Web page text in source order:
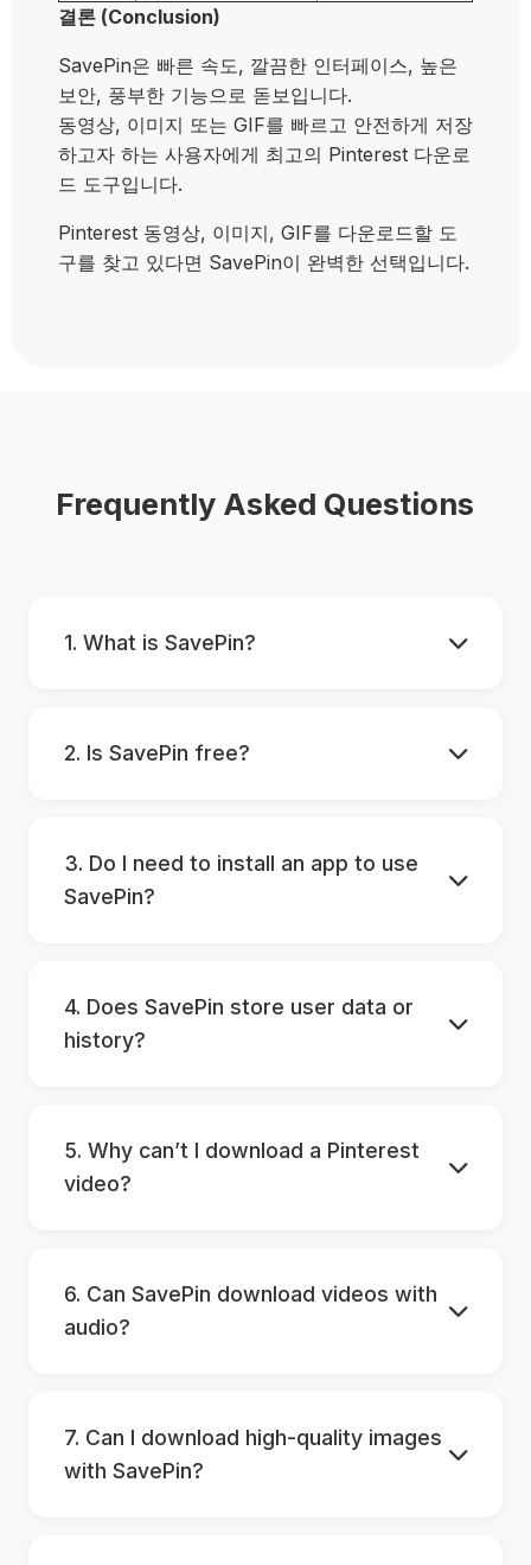
결론 (Conclusion)
SavePin은 빠른 속도, 깔끔한 인터페이스, 높은
보안, 풍부한 기능으로 돋보입니다.
동영상, 이미지 또는 GIF를 빠르고 안전하게 저장
하고자 하는 사용자에게 최고의 Pinterest 다운로
드 도구입니다.
Pinterest 동영상, 이미지, GIF를 다운로드할 도
구를 찾고 있다면 SavePin이 완벽한 선택입니다.
Frequently Asked Questions
1. What is SavePin?
2. Is SavePin free?
3. Do I need to install an app to use
SavePin?
4. Does SavePin store user data or
history?
5. Why can’t I download a Pinterest
video?
6. Can SavePin download videos with
audio?
7. Can I download high-quality images
with SavePin?